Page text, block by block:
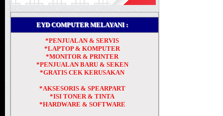
EYD COMPUTER MELAYANI :
*PENJUALAN & SERVIS
*LAPTOP & KOMPUTER
*MONITOR & PRINTER
*PENJUALAN BARU & SEKEN
*GRATIS CEK KERUSAKAN
*AKSESORIS & SPEARPART
*ISI TONER & TINTA
*HARDWARE & SOFTWARE